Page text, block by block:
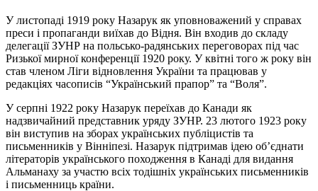
У листопаді 1919 року Назарук як уповноважений у справах
преси і пропаганди виїхав до Відня. Він входив до складу
делегації ЗУНР на польсько-радянських переговорах під час
Ризької мирної конференції 1920 року. У квітні того ж року він
став членом Ліги відновлення України та працював у
редакціях часописів “Український прапор” та “Воля”.
У серпні 1922 року Назарук переїхав до Канади як
надзвичайний представник уряду ЗУНР. 23 лютого 1923 року
він виступив на зборах українських публіцистів та
письменників у Вінніпезі. Назарук підтримав ідею об’єднати
літераторів українського походження в Канаді для видання
Альманаху за участю всіх тодішніх українських письменників
і письменниць країни.